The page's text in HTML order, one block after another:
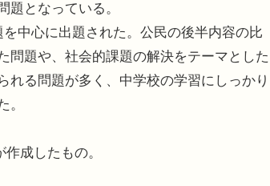
となっている。
中心に出題された。公民の後半内容の比
問題や、社会的課題の解決をテーマとした
れる問題が多く、中学校の学習にしっかり
。
成したもの。